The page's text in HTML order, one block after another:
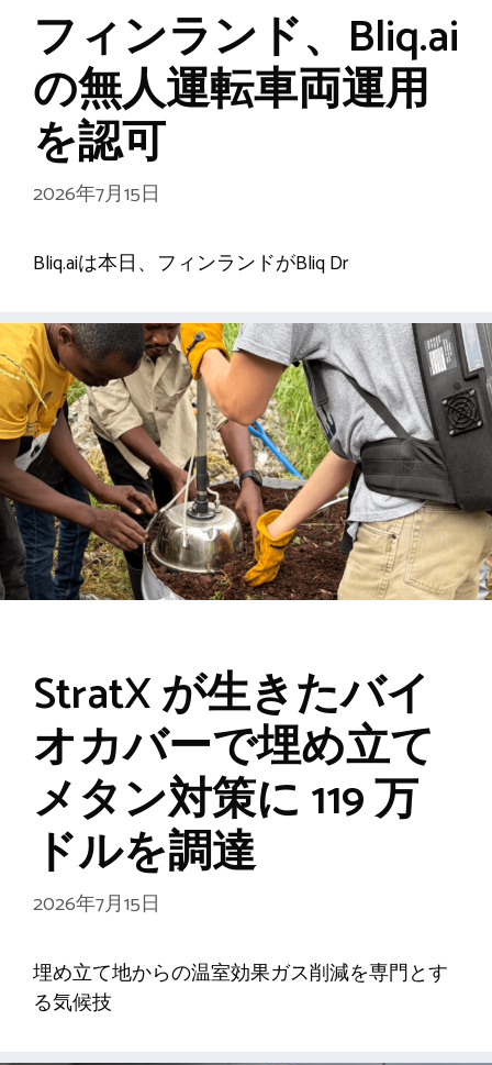
フィンランド、Bliq.ai
の無人運転車両運用
を認可
2026年7月15日
Bliq.aiは本日、フィンランドがBliq Dr
StratX が生きたバイ
オカバーで埋め立て
メタン対策に 119 万
ドルを調達
2026年7月15日
埋め立て地からの温室効果ガス削減を専門とす
る気候技